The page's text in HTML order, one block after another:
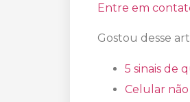
Entre em
Gostou desse
5 sinais de
Celular não